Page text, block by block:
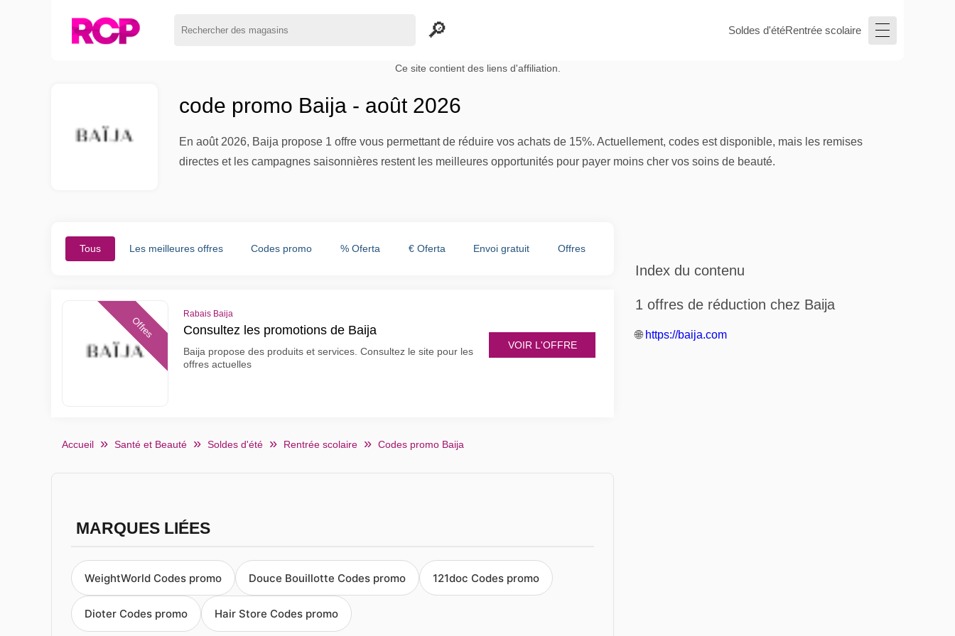
Soldes d'étéRentrée scolaire
Ce site contient des liens d'affiliation.
code promo Baija - août 2026
En août 2026, Baija propose 1 offre vous permettant de réduire vos achats de 15%. Actuellement, codes est disponible, mais les remises
directes et les campagnes saisonnières restent les meilleures opportunités pour payer moins cher vos soins de beauté.
Tous Les meilleures offres Codes promo % Oferta € Oferta Envoi gratuit Offres
Offres
Rabais Baija
Consultez les promotions de Baija
Baija propose des produits et services. Consultez le site pour les
offres actuelles
VOIR L'OFFRE
Accueil Santé et Beauté Soldes d'été Rentrée scolaire Codes promo Baija
MARQUES LIÉES
WeightWorld Codes promo Douce Bouillotte Codes promo 121doc Codes promo
Dioter Codes promo Hair Store Codes promo
Index du contenu
1 offres de réduction chez Baija
🌐 https://baija.com